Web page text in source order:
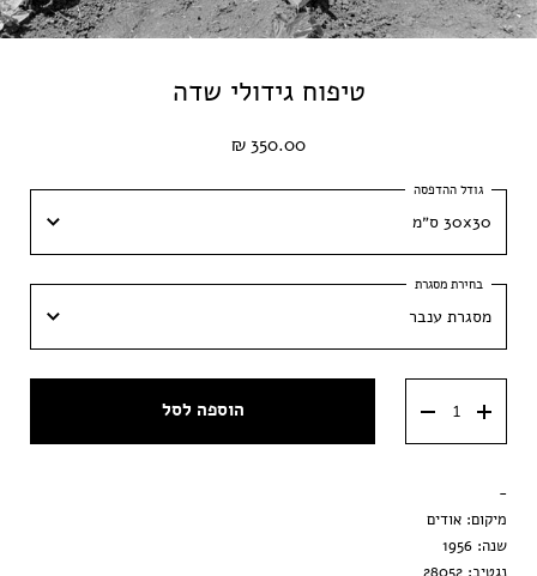
טיפוח גידולי שדה
350.00 ₪
30x30 ס״מ
30x30 ס״מ
40x40 ס״מ
50x50 ס״מ
מסגרת ענבר
מסגרת וונגה
הדפסה בלבד
הוספה לסל
-
מיקום: אודים
שנה: 1956